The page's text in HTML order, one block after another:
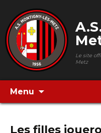
Le site
Metz
Menu
Les filles